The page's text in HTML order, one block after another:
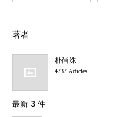
著者
朴尚洙
4737 Articles
最新 3 件